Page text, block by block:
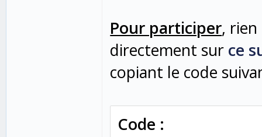
Pour participer,
directement sur ce
copiant le code
Code :